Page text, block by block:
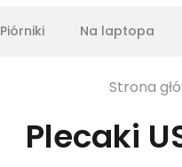
Piórniki Na laptopa
Strona
Plecaki